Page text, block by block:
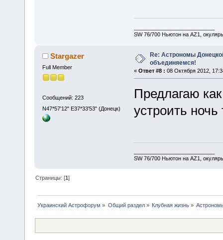
SW 76/700 Ньютон на AZ1,
Stargazer
Full Member
Сообщений: 223
N47*57'12" E37*33'53" (Донецк)
Re: Астрономы
объединяемся!
« Ответ #8 : 08 Октября 2012,
Предлагаю
устроить
SW 76/700 Ньютон на AZ1,
Страницы: [1]
Украинский Астрофорум » Общий раздел» Клубная жизнь»